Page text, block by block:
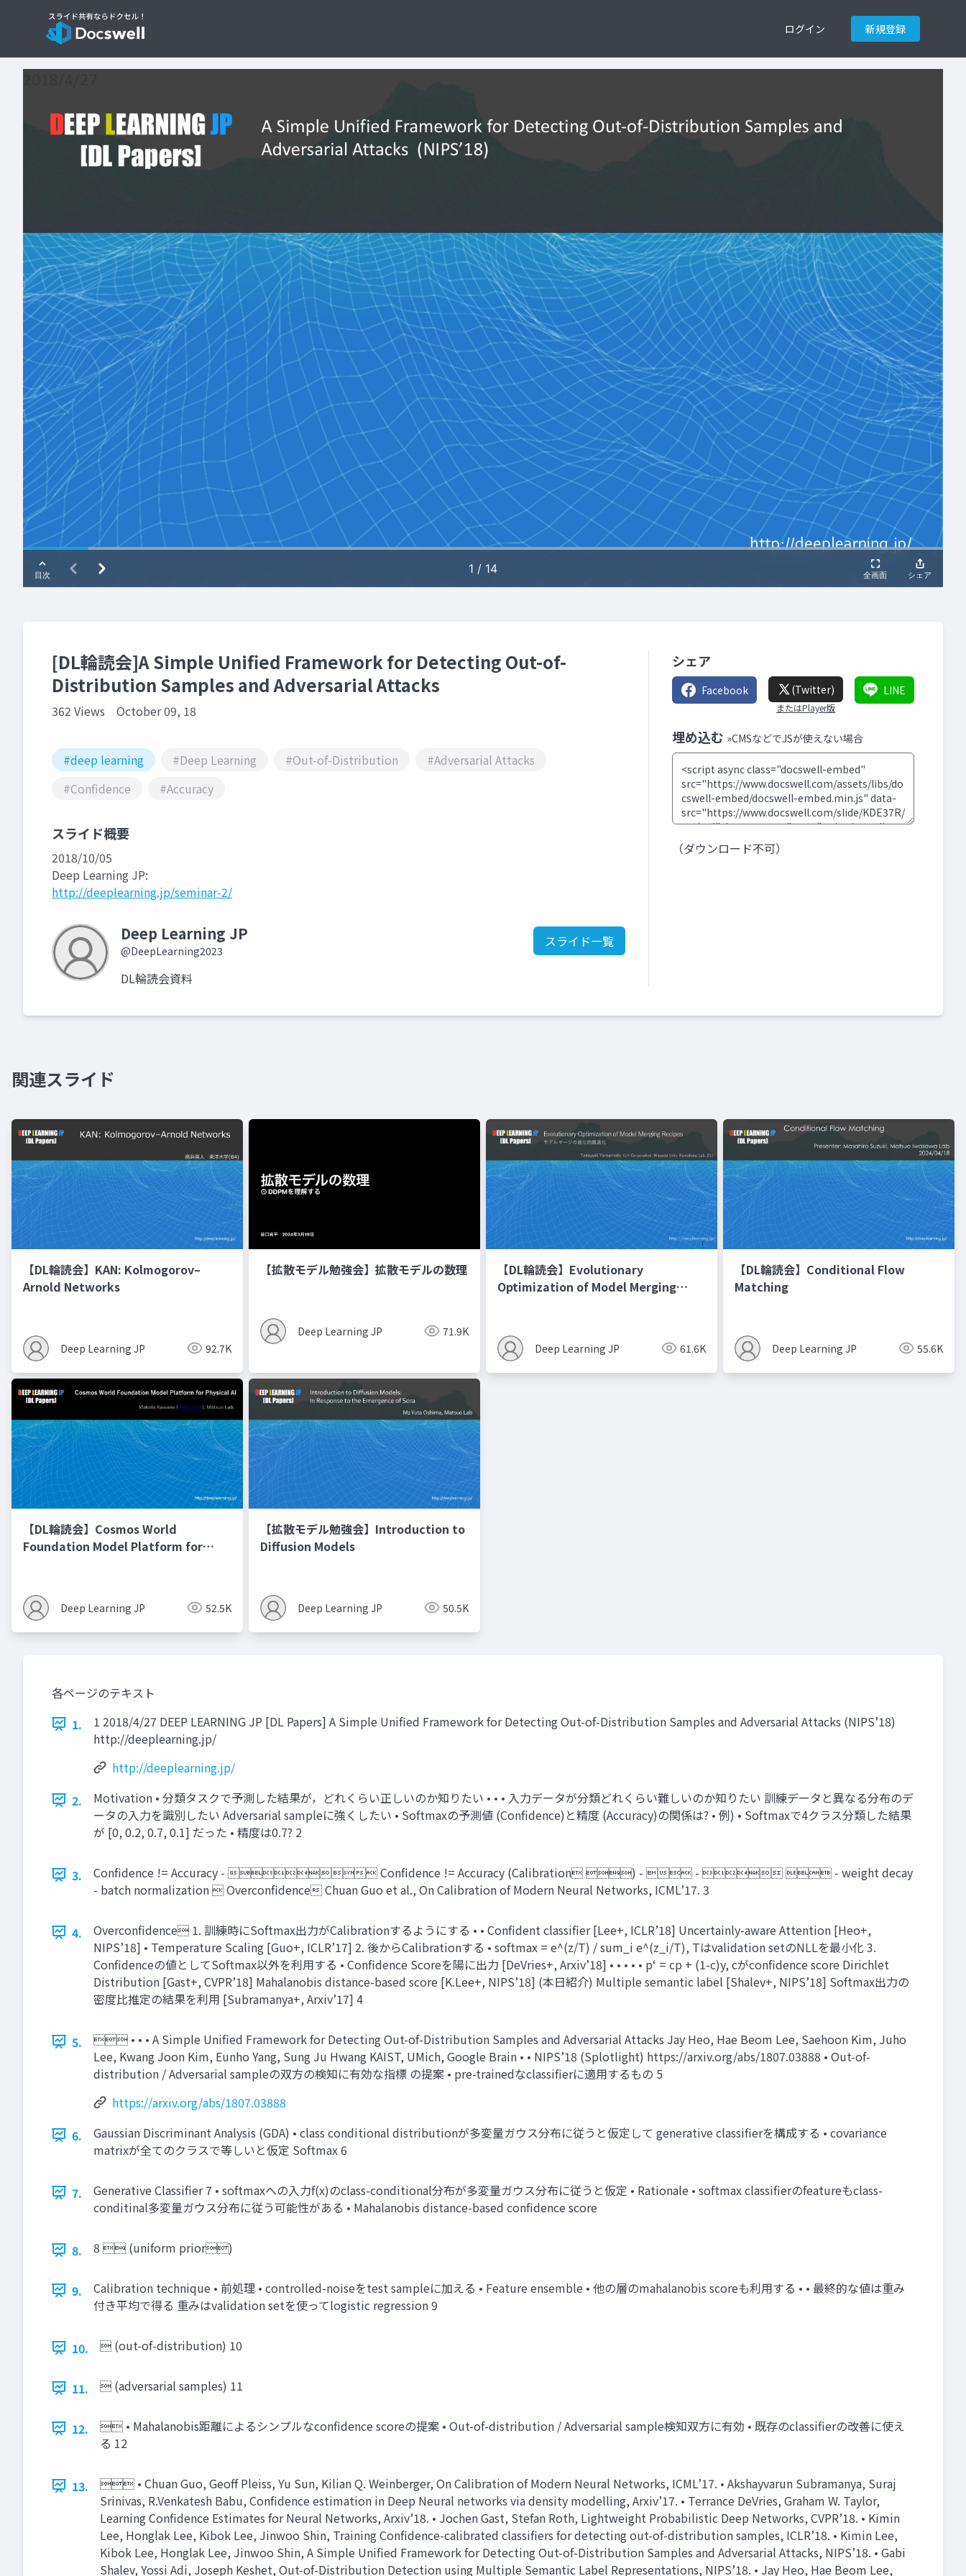
ログイン 新規登録
[DL輪読会]A Simple Unified Framework for Detecting Out-of-
Distribution Samples and Adversarial Attacks
362 Views October 09, 18
#deep learning #Deep Learning #Out-of-Distribution
#Adversarial Attacks
#Confidence
#Accuracy
スライド概要
2018/10/05
Deep Learning JP:
http://deeplearning.jp/seminar-2/
Deep Learning JP
@DeepLearning2023
スライド一覧
DL輪読会資料
シェア
Facebook (Twitter)
またはPlayer版
LINE
埋め込む »CMSなどでJSが使えない場合
（ダウンロード不可）
関連スライド
【DL輪読会】KAN: Kolmogorov–
Arnold Networks
Deep Learning JP 92.7K
【拡散モデル勉強会】拡散モデルの数理
Deep Learning JP 71.9K
【DL輪読会】Evolutionary
Optimization of Model Merging
Deep Learning JP 61.6K
【DL輪読会】Conditional Flow
Matching
Deep Learning JP 55.6K
【DL輪読会】Cosmos World
Foundation Model Platform for
Deep Learning JP 52.5K
【拡散モデル勉強会】Introduction to
Diffusion Models
Deep Learning JP 50.5K
各ページのテキスト
1.
1 2018/4/27 DEEP LEARNING JP [DL Papers] A Simple Unified Framework for Detecting Out-of-Distribution Samples and Adversarial Attacks (NIPS’18)
http://deeplearning.jp/
http://deeplearning.jp/
2.
Motivation • 分類タスクで予測した結果が，どれくらい正しいのか知りたい • • • 入力データが分類どれくらい難しいのか知りたい 訓練データと異なる分布のデ
ータの入力を識別したい Adversarial sampleに強くしたい • Softmaxの予測値 (Confidence)と精度 (Accuracy)の関係は? • 例) • Softmaxで4クラス分類した結果
が [0, 0.2, 0.7, 0.1] だった • 精度は0.7? 2
3.
Confidence != Accuracy -  Confidence != Accuracy (Calibration ) -  -   - weight decay
- batch normalization  Overconfidence Chuan Guo et al., On Calibration of Modern Neural Networks, ICML’17. 3
4.
Overconfidence 1. 訓練時にSoftmax出力がCalibrationするようにする • • Confident classifier [Lee+, ICLR’18] Uncertainly-aware Attention [Heo+,
NIPS’18] • Temperature Scaling [Guo+, ICLR’17] 2. 後からCalibrationする • softmax = e^(z/T) / sum_i e^(z_i/T), Tはvalidation setのNLLを最小化 3.
Confidenceの値としてSoftmax以外を利用する • Confidence Scoreを陽に出力 [DeVries+, Arxiv’18] • • • • • p‘ = cp + (1-c)y, cがconfidence score Dirichlet
Distribution [Gast+, CVPR’18] Mahalanobis distance-based score [K.Lee+, NIPS’18] (本日紹介) Multiple semantic label [Shalev+, NIPS’18] Softmax出力の
密度比推定の結果を利用 [Subramanya+, Arxiv’17] 4
5.
 • • • A Simple Unified Framework for Detecting Out-of-Distribution Samples and Adversarial Attacks Jay Heo, Hae Beom Lee, Saehoon Kim, Juho
Lee, Kwang Joon Kim, Eunho Yang, Sung Ju Hwang KAIST, UMich, Google Brain • • NIPS’18 (Splotlight) https://arxiv.org/abs/1807.03888 • Out-of-
distribution / Adversarial sampleの双方の検知に有効な指標 の提案 • pre-trainedなclassifierに適用するもの 5
https://arxiv.org/abs/1807.03888
6.
Gaussian Discriminant Analysis (GDA) • class conditional distributionが多変量ガウス分布に従うと仮定して generative classifierを構成する • covariance
matrixが全てのクラスで等しいと仮定 Softmax 6
7.
Generative Classifier 7 • softmaxへの入力f(x)のclass-conditional分布が多変量ガウス分布に従うと仮定 • Rationale • softmax classifierのfeatureもclass-
conditinal多変量ガウス分布に従う可能性がある • Mahalanobis distance-based confidence score
8. 8  (uniform prior)
9.
Calibration technique • 前処理 • controlled-noiseをtest sampleに加える • Feature ensemble • 他の層のmahalanobis scoreも利用する • • 最終的な値は重み
付き平均で得る 重みはvalidation setを使ってlogistic regression 9
10.  (out-of-distribution) 10
11.  (adversarial samples) 11
12.
 • Mahalanobis距離によるシンプルなconfidence scoreの提案 • Out-of-distribution / Adversarial sample検知双方に有効 • 既存のclassifierの改善に使え
る 12
13.
 • Chuan Guo, Geoff Pleiss, Yu Sun, Kilian Q. Weinberger, On Calibration of Modern Neural Networks, ICML’17. • Akshayvarun Subramanya, Suraj
Srinivas, R.Venkatesh Babu, Confidence estimation in Deep Neural networks via density modelling, Arxiv’17. • Terrance DeVries, Graham W. Taylor,
Learning Confidence Estimates for Neural Networks, Arxiv’18. • Jochen Gast, Stefan Roth, Lightweight Probabilistic Deep Networks, CVPR’18. • Kimin
Lee, Honglak Lee, Kibok Lee, Jinwoo Shin, Training Confidence-calibrated classifiers for detecting out-of-distribution samples, ICLR’18. • Kimin Lee,
Kibok Lee, Honglak Lee, Jinwoo Shin, A Simple Unified Framework for Detecting Out-of-Distribution Samples and Adversarial Attacks, NIPS’18. • Gabi
Shalev, Yossi Adi, Joseph Keshet, Out-of-Distribution Detection using Multiple Semantic Label Representations, NIPS’18. • Jay Heo, Hae Beom Lee,